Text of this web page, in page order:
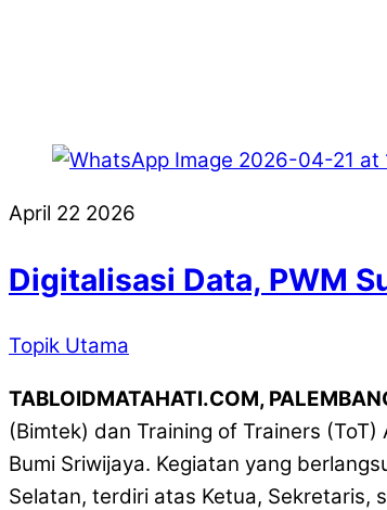
April 22 2026
Digitalisasi Data, PWM
Topik Utama
TABLOIDMATAHATI.COM,
(Bimtek) dan Training of Trainers
Bumi Sriwijaya. Kegiatan yang
Selatan, terdiri atas Ketua, Sekretaris,